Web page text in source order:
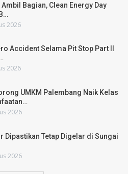
Bagian, Clean Energy Day
2026
Accident Selama Pit Stop Part II
2026
UMKM Palembang Naik Kelas
2026
Dipastikan Tetap Digelar di Sungai
2026